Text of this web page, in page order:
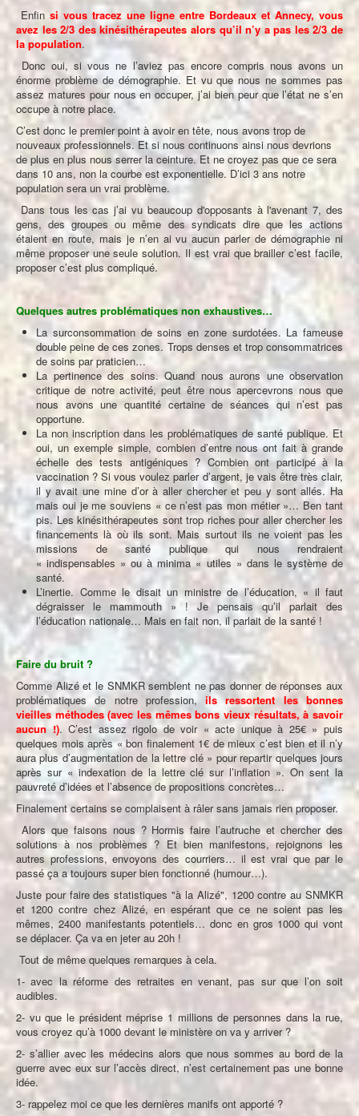
Enfinsi vous tracez une ligne entre Bordeaux et Annecy, vous
avez les 2/3 des kinésithérapeutes alors qu’il n’y a pas les 2/3 de
la population.
Donc oui, si vous ne l’aviez pas encore compris nous avons un
énorme problème de démographie. Et vu que nous ne sommes pas
assez matures pour nous en occuper, j’ai bien peur que l’état ne s’en
occupe à notre place.
C’est donc le premier point à avoir en tête, nous avons trop de
nouveaux professionnels. Et si nous continuons ainsi nous devrions
de plus en plus nous serrer la ceinture. Et ne croyez pas que ce sera
dans 10 ans, non la courbe est exponentielle. D’ici 3 ans notre
population sera un vrai problème.
Dans tous les cas j’ai vu beaucoup d'opposants à l'avenant 7, des
gens, des groupes ou même des syndicats dire que les actions
étaient en route, mais je n’en ai vu aucun parler de démographie ni
même proposer une seule solution. Il est vrai que brailler c’est facile,
proposer c’est plus compliqué.
Quelques autres problématiques non exhaustives…
La surconsommation de soins en zone surdotées. La fameuse
double peine de ces zones. Trops denses et trop consommatrices
de soins par praticien…
La pertinence des soins. Quand nous aurons une observation
critique de notre activité, peut être nous apercevrons nous que
nous avons une quantité certaine de séances qui n’est pas
opportune.
La non inscription dans les problématiques de santé publique. Et
oui, un exemple simple, combien d’entre nous ont fait à grande
échelle des tests antigéniques ? Combien ont participé à la
vaccination ? Si vous voulez parler d’argent, je vais être très clair,
il y avait une mine d’or à aller chercher et peu y sont allés. Ha
mais oui je me souviens « ce n’est pas mon métier »… Ben tant
pis. Les kinésithérapeutes sont trop riches pour aller chercher les
financements là où ils sont. Mais surtout ils ne voient pas les
missions de santé publique qui nous rendraient
« indispensables » ou à minima « utiles » dans le système de
santé.
L’inertie. Comme le disait un ministre de l’éducation, « il faut
dégraisser le mammouth » ! Je pensais qu’il parlait des
l’éducation nationale… Mais en fait non, il parlait de la santé !
Faire du bruit ?
Comme Alizé et le SNMKR semblent ne pas donner de réponses aux
problématiques de notre profession,ils ressortent les bonnes
vieilles méthodes (avec les mêmes bons vieux résultats, à savoir
aucun !). C’est assez rigolo de voir « acte unique à 25€ » puis
quelques mois après « bon finalement 1€ de mieux c’est bien et il n’y
aura plus d’augmentation de la lettre clé » pour repartir quelques jours
après sur « indexation de la lettre clé sur l’inflation ». On sent la
pauvreté d’idées et l’absence de propositions concrètes…
Finalement certains se complaisent à râler sans jamais rien proposer.
Alors que faisons nous ? Hormis faire l’autruche et chercher des
solutions à nos problèmes ? Et bien manifestons, rejoignons les
autres professions, envoyons des courriers… il est vrai que par le
passé ça a toujours super bien fonctionné (humour…).
Juste pour faire des statistiques "à la Alizé", 1200 contre au SNMKR
et 1200 contre chez Alizé, en espérant que ce ne soient pas les
mêmes, 2400 manifestants potentiels… donc en gros 1000 qui vont
se déplacer. Ça va en jeter au 20h !
Tout de même quelques remarques à cela.
1- avec la réforme des retraites en venant, pas sur que l’on soit
audibles.
2- vu que le président méprise 1 millions de personnes dans la rue,
vous croyez qu’à 1000 devant le ministère on va y arriver ?
2- s’allier avec les médecins alors que nous sommes au bord de la
guerre avec eux sur l’accès direct, n’est certainement pas une bonne
idée.
3- rappelez moi ce que les dernières manifs ont apporté ?